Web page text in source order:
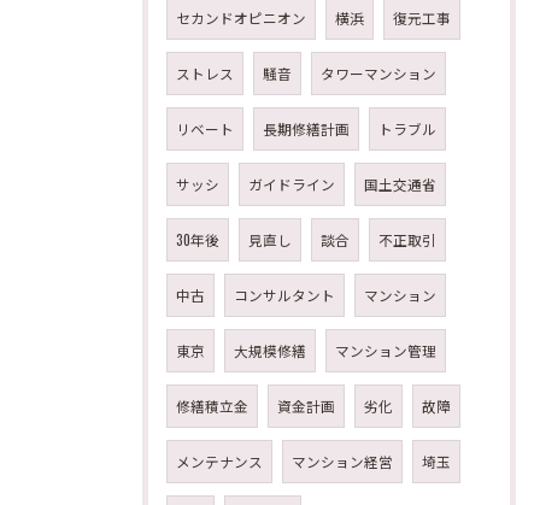
セカンドオピニオン 横浜 復元工事
ストレス 騒音 タワーマンション
リベート 長期修繕計画 トラブル
サッシ ガイドライン 国土交通省
30年後 見直し 談合 不正取引
中古 コンサルタント マンション
東京 大規模修繕 マンション管理
修繕積立金 資金計画 劣化 故障
メンテナンス マンション経営 埼玉